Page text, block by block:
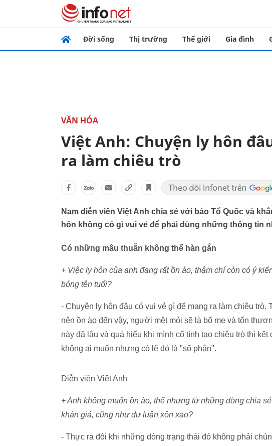
Đời sống Thị trường Thế giới Gia đình
VĂN HÓA
Việt Anh: Chuyện ly hôn
ra làm chiêu trò
Nam diễn viên Việt Anh chia sẻ với báo Tổ Quốc và
hôn không có gì vui vẻ để phải dùng những thông tin
Có những mâu thuẫn không thể hàn gắn
+ Việc ly hôn của anh đang rất ồn ào, thậm chí còn có ý
bóng tên tuổi?
- Chuyện ly hôn đâu có vui vẻ gì để mang ra làm chiêu
nên ồn ào đến vậy, người mệt mỏi sẽ là bố mẹ và tổn
này đã lâu và quá hiểu khi mình cố tình tạo chiêu trò thì
không ai muốn nhưng có lẽ đó là "số phận".
Diễn viên Việt Anh
+ Anh không muốn ồn ào, thế nhưng từ những dòng chia
khán giả, cũng như dư luận xôn xao?
- Thực ra đôi khi những dòng trạng thái đó không phải